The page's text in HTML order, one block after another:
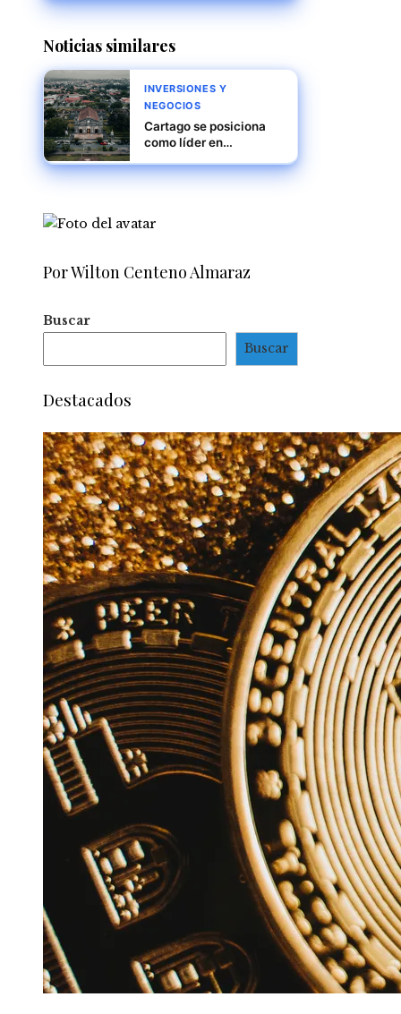
sostenibles para
Noticias similares
INVERSIONES Y
NEGOCIOS
Cartago se posiciona
como líder en
desarrollo sostenible
Por Wilton Centeno Almaraz
Buscar
Buscar
Destacados